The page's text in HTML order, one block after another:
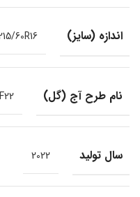
اندازه (سایز) 60R16
نام طرح آج (گل)
سال تولید 2022